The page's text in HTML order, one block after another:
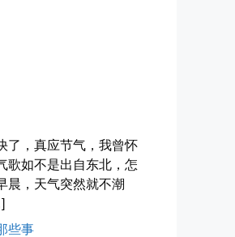
质量出乎意料地好，...
了，真应节气，我曾怀
歌如不是出自东北，怎
晨，天气突然就不潮
些事